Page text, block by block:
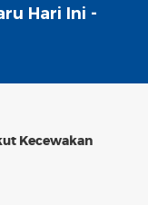
Hari Ini -
Kecewakan